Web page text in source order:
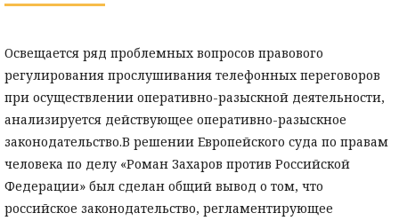
Освещается ряд проблемных вопросов правового
регулирования прослушивания телефонных переговоров
при осуществлении оперативно-разыскной деятельности,
анализируется действующее оперативно-разыскное
законодательство.В решении Европейского суда по правам
человека по делу «Роман Захаров против Российской
Федерации» был сделан общий вывод о том, что
российское законодательство, регламентирующее